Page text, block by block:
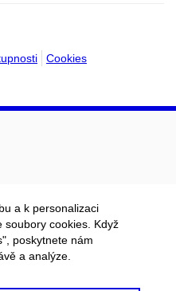
Cookies
a k personalizaci
soubory cookies. Když
poskytnete nám
a analýze.